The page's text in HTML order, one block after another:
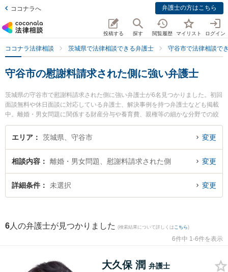
ココナラへ 弁護士の方はこちら
投稿する 探す 閲覧履歴 マイリスト ログイン
ココナラ法律相談 茨城県で法律相談できる弁護士 守谷市で法律相談で
守谷市の慰謝料請求された側に強い弁護士
茨城県の守谷市で慰謝料請求された側に強い弁護士が6名見つかりました。初回
面談無料や休日面談に対応している弁護士、解決事例を持つ弁護士なども掲載
中。離婚・男女問題に関係する財産分与や養育費、親権等の細かな分野での絞
り込み検索もでき便利です。特に弁護士法人長瀬総合法律事務所 守谷支所の大
久保 潤弁護士や弁護士法人翠 守谷事務所の山田 雄治弁護士、市川法律事務所
ぐに弁護士に相談したい』『慰謝料請求された側のトラブル解決の実績豊富な
近くの弁護士を検索したい』『初回相談無料で慰謝料請求された側を法律相談
できる守谷市内の弁護士に相談予約したい』などでお困りの相談者さんにおす
エリア 茨城県、守谷市 変更
相談内容 離婚・男女問題、慰謝料請求された側 変更
詳細条件 未選択 変更
6 人の弁護士が見つかりました (検索結果について詳しくは こちら)
6件中 1-6件を表示
大久保 潤 弁護士